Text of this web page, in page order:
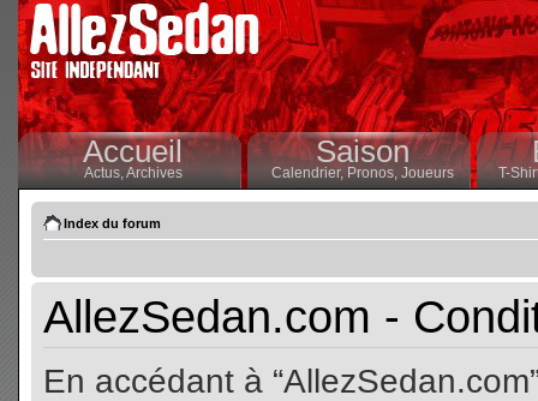
Accueil
Actus,Archives
Saison
Calendrier,Pronos, Joueurs T-
Index du forum
AllezSedan.com -
En accédant à